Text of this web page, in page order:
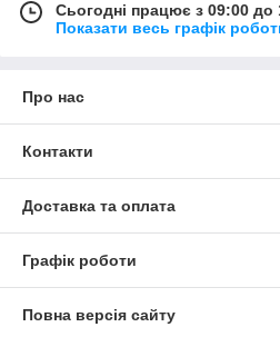
Сьогодні працює з 09:00 до
Показати весь графік
Про нас
Контакти
Доставка та оплата
Графік роботи
Повна версія сайту